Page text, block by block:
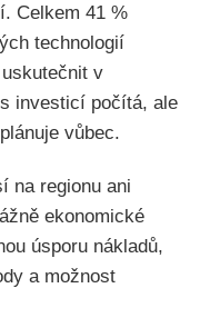
Celkem 41 %
technologií
v
investicí počítá, ale
vůbec.
na regionu ani
ekonomické
úsporu nákladů,
a možnost